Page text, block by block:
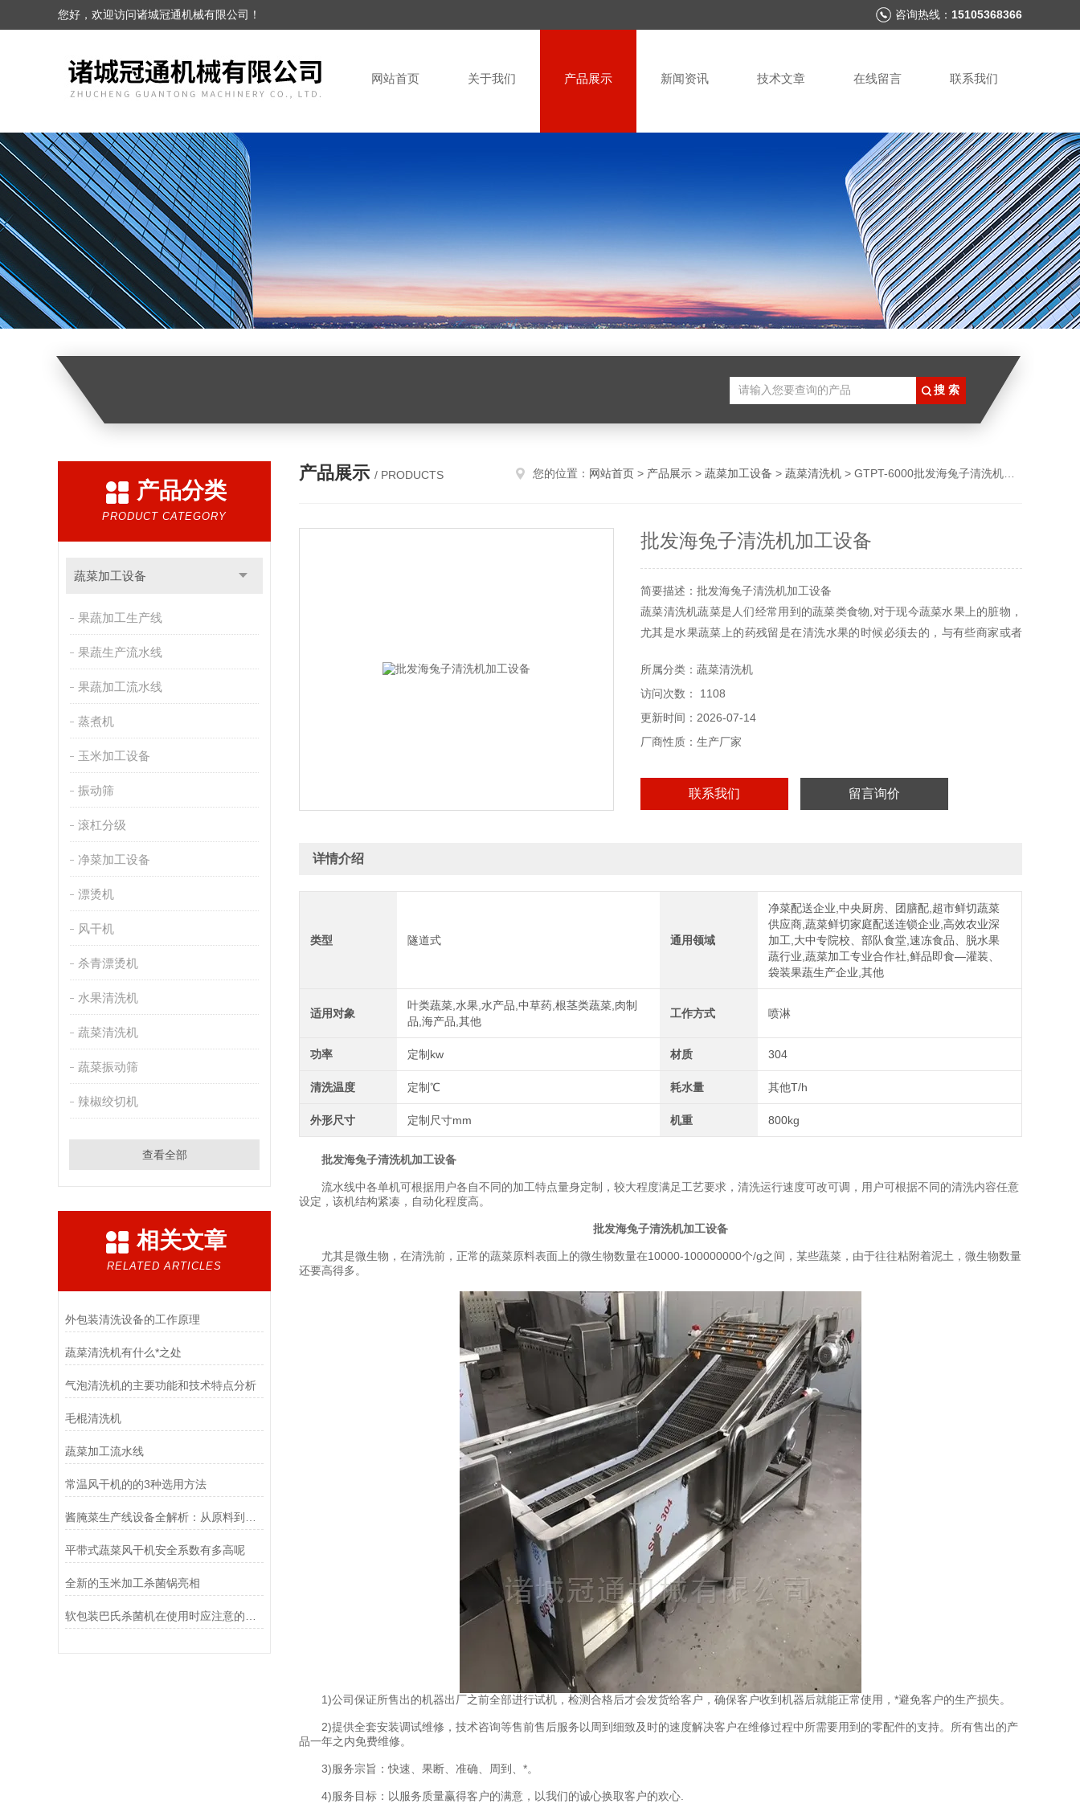
您好，欢迎访问诸城冠通机械有限公司！ 咨询热线： 15105368366
网站首页 关于我们 产品展示 新闻资讯 技术文章 在线留言 联系我们
产品分类
PRODUCT CATEGORY
蔬菜加工设备
果蔬加工生产线
果蔬生产流水线
果蔬加工流水线
蒸煮机
玉米加工设备
振动筛
滚杠分级
净菜加工设备
漂烫机
风干机
杀青漂烫机
水果清洗机
蔬菜清洗机
蔬菜振动筛
辣椒绞切机
查看全部
相关文章
RELATED ARTICLES
外包装清洗设备的工作原理
蔬菜清洗机有什么*之处
气泡清洗机的主要功能和技术特点分析
毛棍清洗机
蔬菜加工流水线
常温风干机的的3种选用方法
平带式蔬菜风干机安全系数有多高呢
全新的玉米加工杀菌锅亮相
产品展示 / PRODUCTS 您的位置： 网站首页 > 产品展示 > 蔬菜加工设备 > 蔬菜清洗机 > GTPT-6000批发海兔子清洗机加工设备
批发海兔子清洗机加工设备
简要描述：批发海兔子清洗机加工设备
蔬菜清洗机蔬菜是人们经常用到的蔬菜类食物,对于现今蔬菜水果上的脏物，
尤其是水果蔬菜上的药残留是在清洗水果的时候必须去的，与有些商家或者
比如家庭的使用，还有个人使用都用我们的双手去冲洗一下就可以了。
所属分类：蔬菜清洗机
访问次数： 1108
更新时间：2026-07-14
厂商性质：生产厂家
联系我们 留言询价
详情介绍
类型 隧道式 通用领域
净菜配送企业,中央厨房、团膳配,超市鲜切蔬菜
供应商,蔬菜鲜切家庭配送连锁企业,高效农业深
加工,大中专院校、部队食堂,速冻食品、脱水果
蔬行业,蔬菜加工专业合作社,鲜品即食—灌装、
袋装果蔬生产企业,其他
适用对象
叶类蔬菜,水果,水产品,中草药,根茎类蔬菜,肉制
品,海产品,其他
工作方式 喷淋
功率 定制kw 材质 304
清洗温度 定制℃ 耗水量 其他T/h
外形尺寸 定制尺寸mm 机重 800kg
批发海兔子清洗机加工设备
流水线中各单机可根据用户各自不同的加工特点量身定制，较大程度满足工艺要求，清洗运行速度可改可调，用户可根据不同的清洗内容任意
设定，该机结构紧凑，自动化程度高。
批发海兔子清洗机加工设备
尤其是微生物，在清洗前，正常的蔬菜原料表面上的微生物数量在10000-100000000个/g之间，某些蔬菜，由于往往粘附着泥土，微生物数量
还要高得多。
1)公司保证所售出的机器出厂之前全部进行试机，检测合格后才会发货给客户，确保客户收到机器后就能正常使用，*避免客户的生产损失。
2)提供全套安装调试维修，技术咨询等售前售后服务以周到细致及时的速度解决客户在维修过程中所需要用到的零配件的支持。所有售出的产
品一年之内免费维修。
3)服务宗旨：快速、果断、准确、周到、*。
4)服务目标：以服务质量赢得客户的满意，以我们的诚心换取客户的欢心.